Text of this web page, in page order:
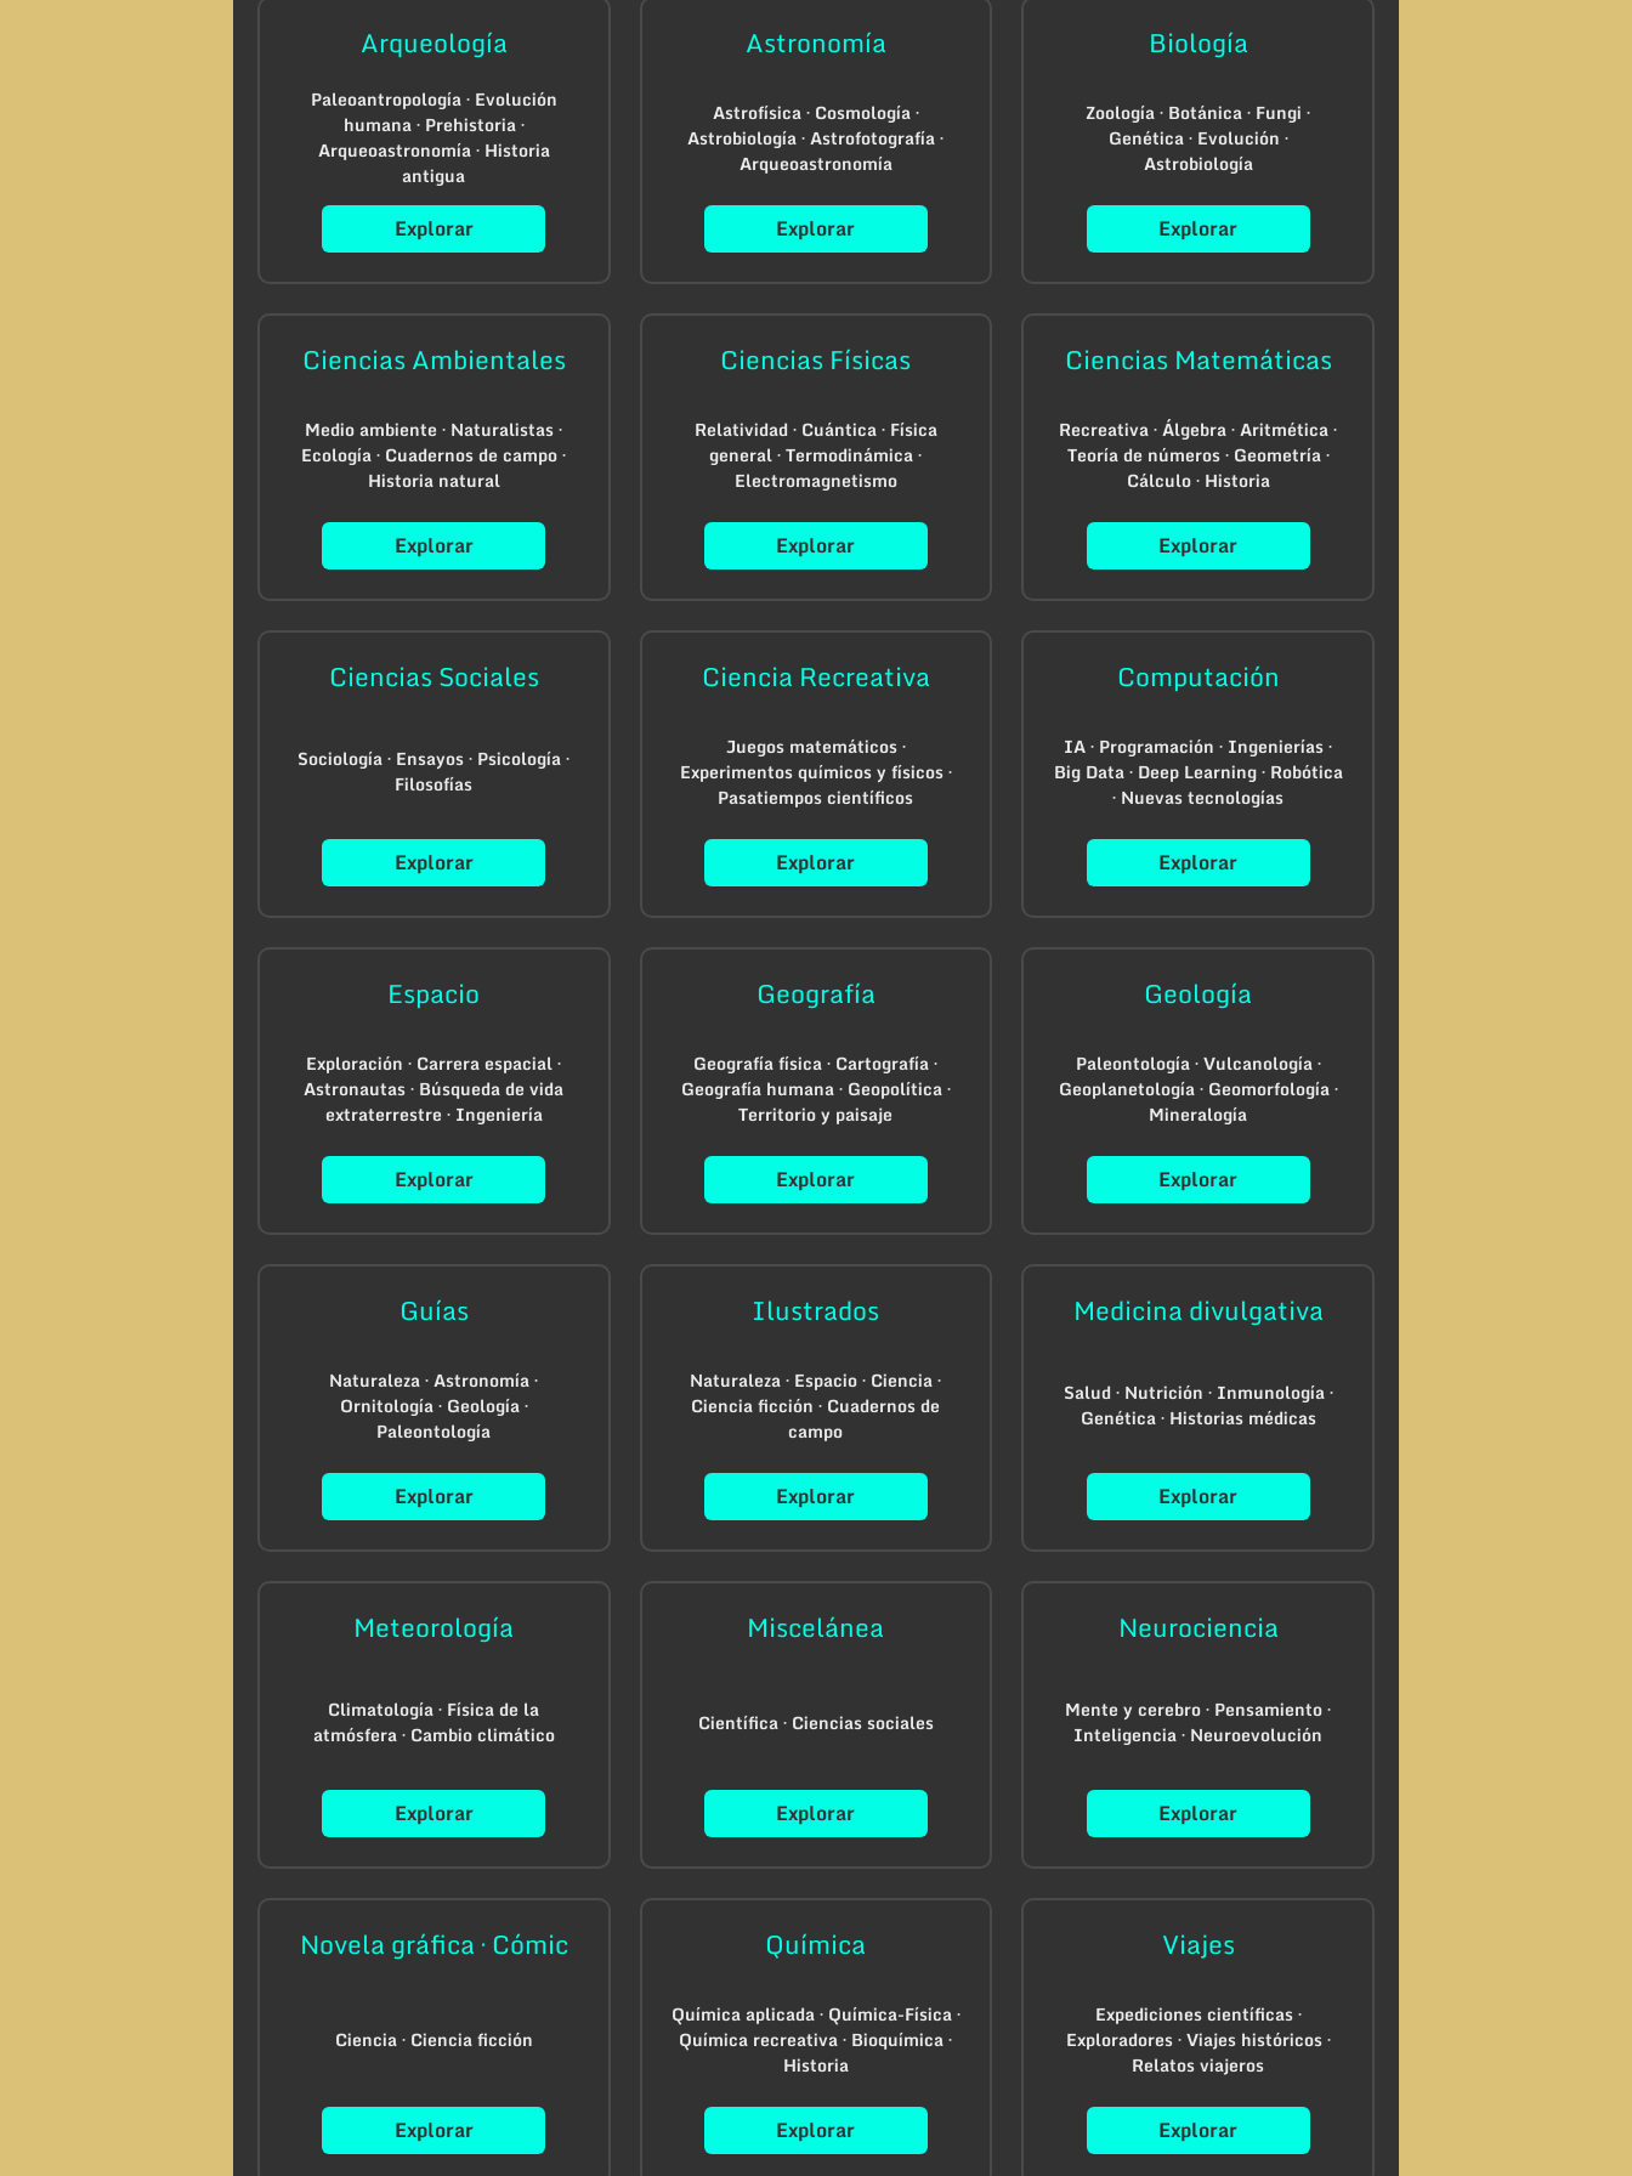
Arqueología
Paleoantropología · Evolución
humana · Prehistoria ·
Arqueoastronomía · Historia
antigua
Explorar
Astronomía
Astrofísica · Cosmología ·
Astrobiología · Astrofotografía ·
Arqueoastronomía
Explorar
Biología
Zoología · Botánica · Fungi ·
Genética · Evolución ·
Astrobiología
Explorar
Ciencias Ambientales
Medio ambiente · Naturalistas ·
Ecología · Cuadernos de campo ·
Historia natural
Explorar
Ciencias Físicas
Relatividad · Cuántica · Física
general · Termodinámica ·
Electromagnetismo
Explorar
Ciencias Matemáticas
Recreativa · Álgebra · Aritmética ·
Teoría de números · Geometría ·
Cálculo · Historia
Explorar
Ciencias Sociales
Sociología · Ensayos · Psicología ·
Filosofías
Explorar
Ciencia Recreativa
Juegos matemáticos ·
Experimentos químicos y físicos ·
Pasatiempos científicos
Explorar
Computación
IA · Programación · Ingenierías ·
Big Data · Deep Learning · Robótica
· Nuevas tecnologías
Explorar
Espacio
Exploración · Carrera espacial ·
Astronautas · Búsqueda de vida
extraterrestre · Ingeniería
Explorar
Geografía
Geografía física · Cartografía ·
Geografía humana · Geopolítica ·
Territorio y paisaje
Explorar
Geología
Paleontología · Vulcanología ·
Geoplanetología · Geomorfología ·
Mineralogía
Explorar
Guías
Naturaleza · Astronomía ·
Ornitología · Geología ·
Paleontología
Explorar
Ilustrados
Naturaleza · Espacio · Ciencia ·
Ciencia ficción · Cuadernos de
campo
Explorar
Medicina divulgativa
Salud · Nutrición · Inmunología ·
Genética · Historias médicas
Explorar
Meteorología
Climatología · Física de la
atmósfera · Cambio climático
Explorar
Miscelánea
Científica · Ciencias sociales
Explorar
Neurociencia
Mente y cerebro · Pensamiento ·
Inteligencia · Neuroevolución
Explorar
Novela gráfica · Cómic
Ciencia · Ciencia ficción
Explorar
Química
Química aplicada · Química-Física ·
Química recreativa · Bioquímica ·
Historia
Explorar
Viajes
Expediciones científicas ·
Exploradores · Viajes históricos ·
Relatos viajeros
Explorar